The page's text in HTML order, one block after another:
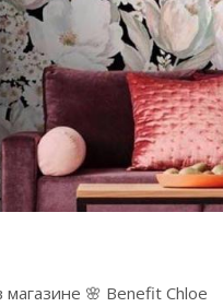
магазине 🌸 Benefit Chloe